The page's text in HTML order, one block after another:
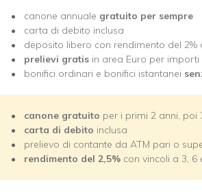
canone annuale gratuito per sempre
carta di debito inclusa
deposito libero con rendimento del 2%
prelievi gratis in area Euro per
bonifici ordinari e bonifici istantanei
canone gratuito per i primi 2 anni, poi
carta di debito inclusa
prelievo di contante da ATM pari o
rendimento del 2,5% con vincoli a 3, 6